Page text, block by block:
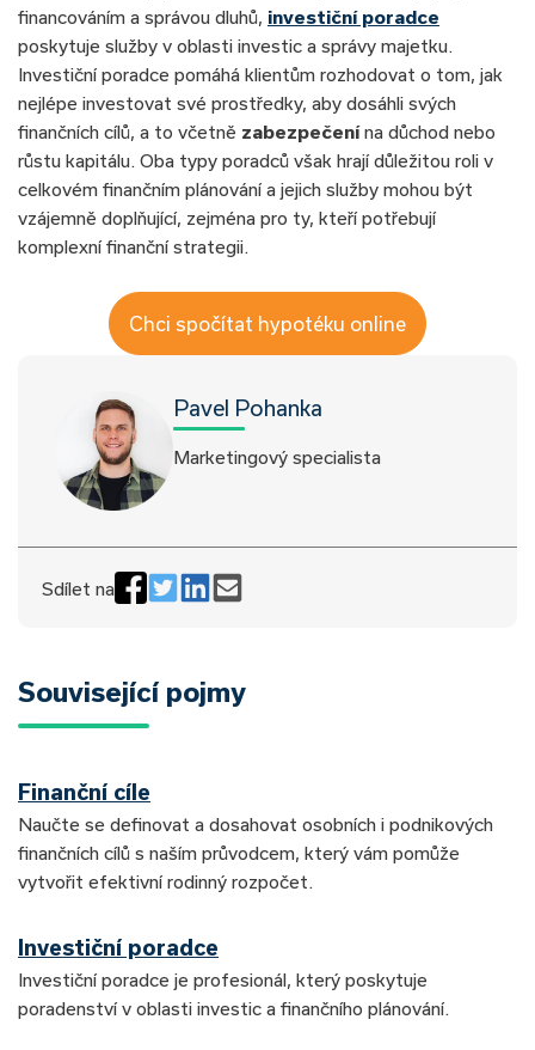
financováním a správou dluhů, investiční poradce
poskytuje služby v oblasti investic a správy majetku.
Investiční poradce pomáhá klientům rozhodovat o tom, jak
nejlépe investovat své prostředky, aby dosáhli svých
finančních cílů, a to včetně zabezpečenína důchod nebo
růstu kapitálu. Oba typy poradců však hrají důležitou roli v
celkovém finančním plánování a jejich služby mohou být
vzájemně doplňující, zejména pro ty, kteří potřebují
komplexní finanční strategii.
Chci spočítat hypotéku online
Pavel Pohanka
Marketingový specialista
Sdílet na
Související pojmy
Finanční cíle
Naučte se definovat a dosahovat osobních i podnikových
finančních cílů s naším průvodcem, který vám pomůže
vytvořit efektivní rodinný rozpočet.
Investiční poradce
Investiční poradce je profesionál, který poskytuje
poradenství v oblasti investic a finančního plánování.